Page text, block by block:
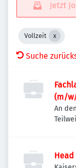
Jetzt
Vollzeit
Suche
(m/
An